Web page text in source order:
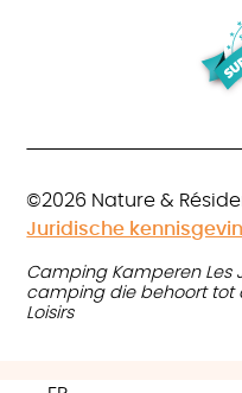
©2026 Nature &
Juridische
Camping Kamperen Les
camping die behoort tot
Loisirs